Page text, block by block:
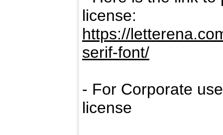
license:
https://
serif-font/
- For Corporate
license